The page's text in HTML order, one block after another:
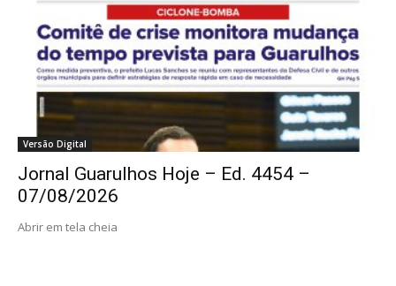
Versão Digital
Jornal Guarulhos Hoje – Ed. 4454 –
07/08/2026
Abrir em tela cheia